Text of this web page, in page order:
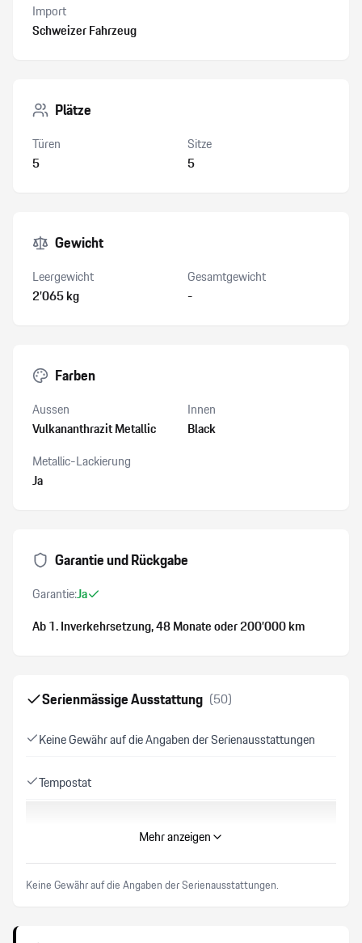
Import
Schweizer Fahrzeug
Plätze
Türen
5
Sitze
5
Gewicht
Leergewicht
2’065 kg
Gesamtgewicht
-
Farben
Aussen
Vulkananthrazit Metallic
Innen
Black
Metallic-Lackierung
Ja
Garantie und Rückgabe
Garantie:Ja
Ab 1. Inverkehrsetzung, 48 Monateoder 200’000 km
Serienmässige Ausstattung (50)
Keine Gewähr auf die Angaben der Serienausstattungen
Tempostat
Porsche Torque Vectoring Plus
Mehr anzeigen
Keine Gewähr auf die Angaben der Serienausstattungen.